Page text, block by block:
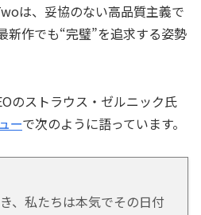
は、妥協のない高品質主義で
新作でも“完璧”を追求する姿勢
のストラウス・ゼルニック氏
ーで次のように語っています。
、私たちは本気でその日付